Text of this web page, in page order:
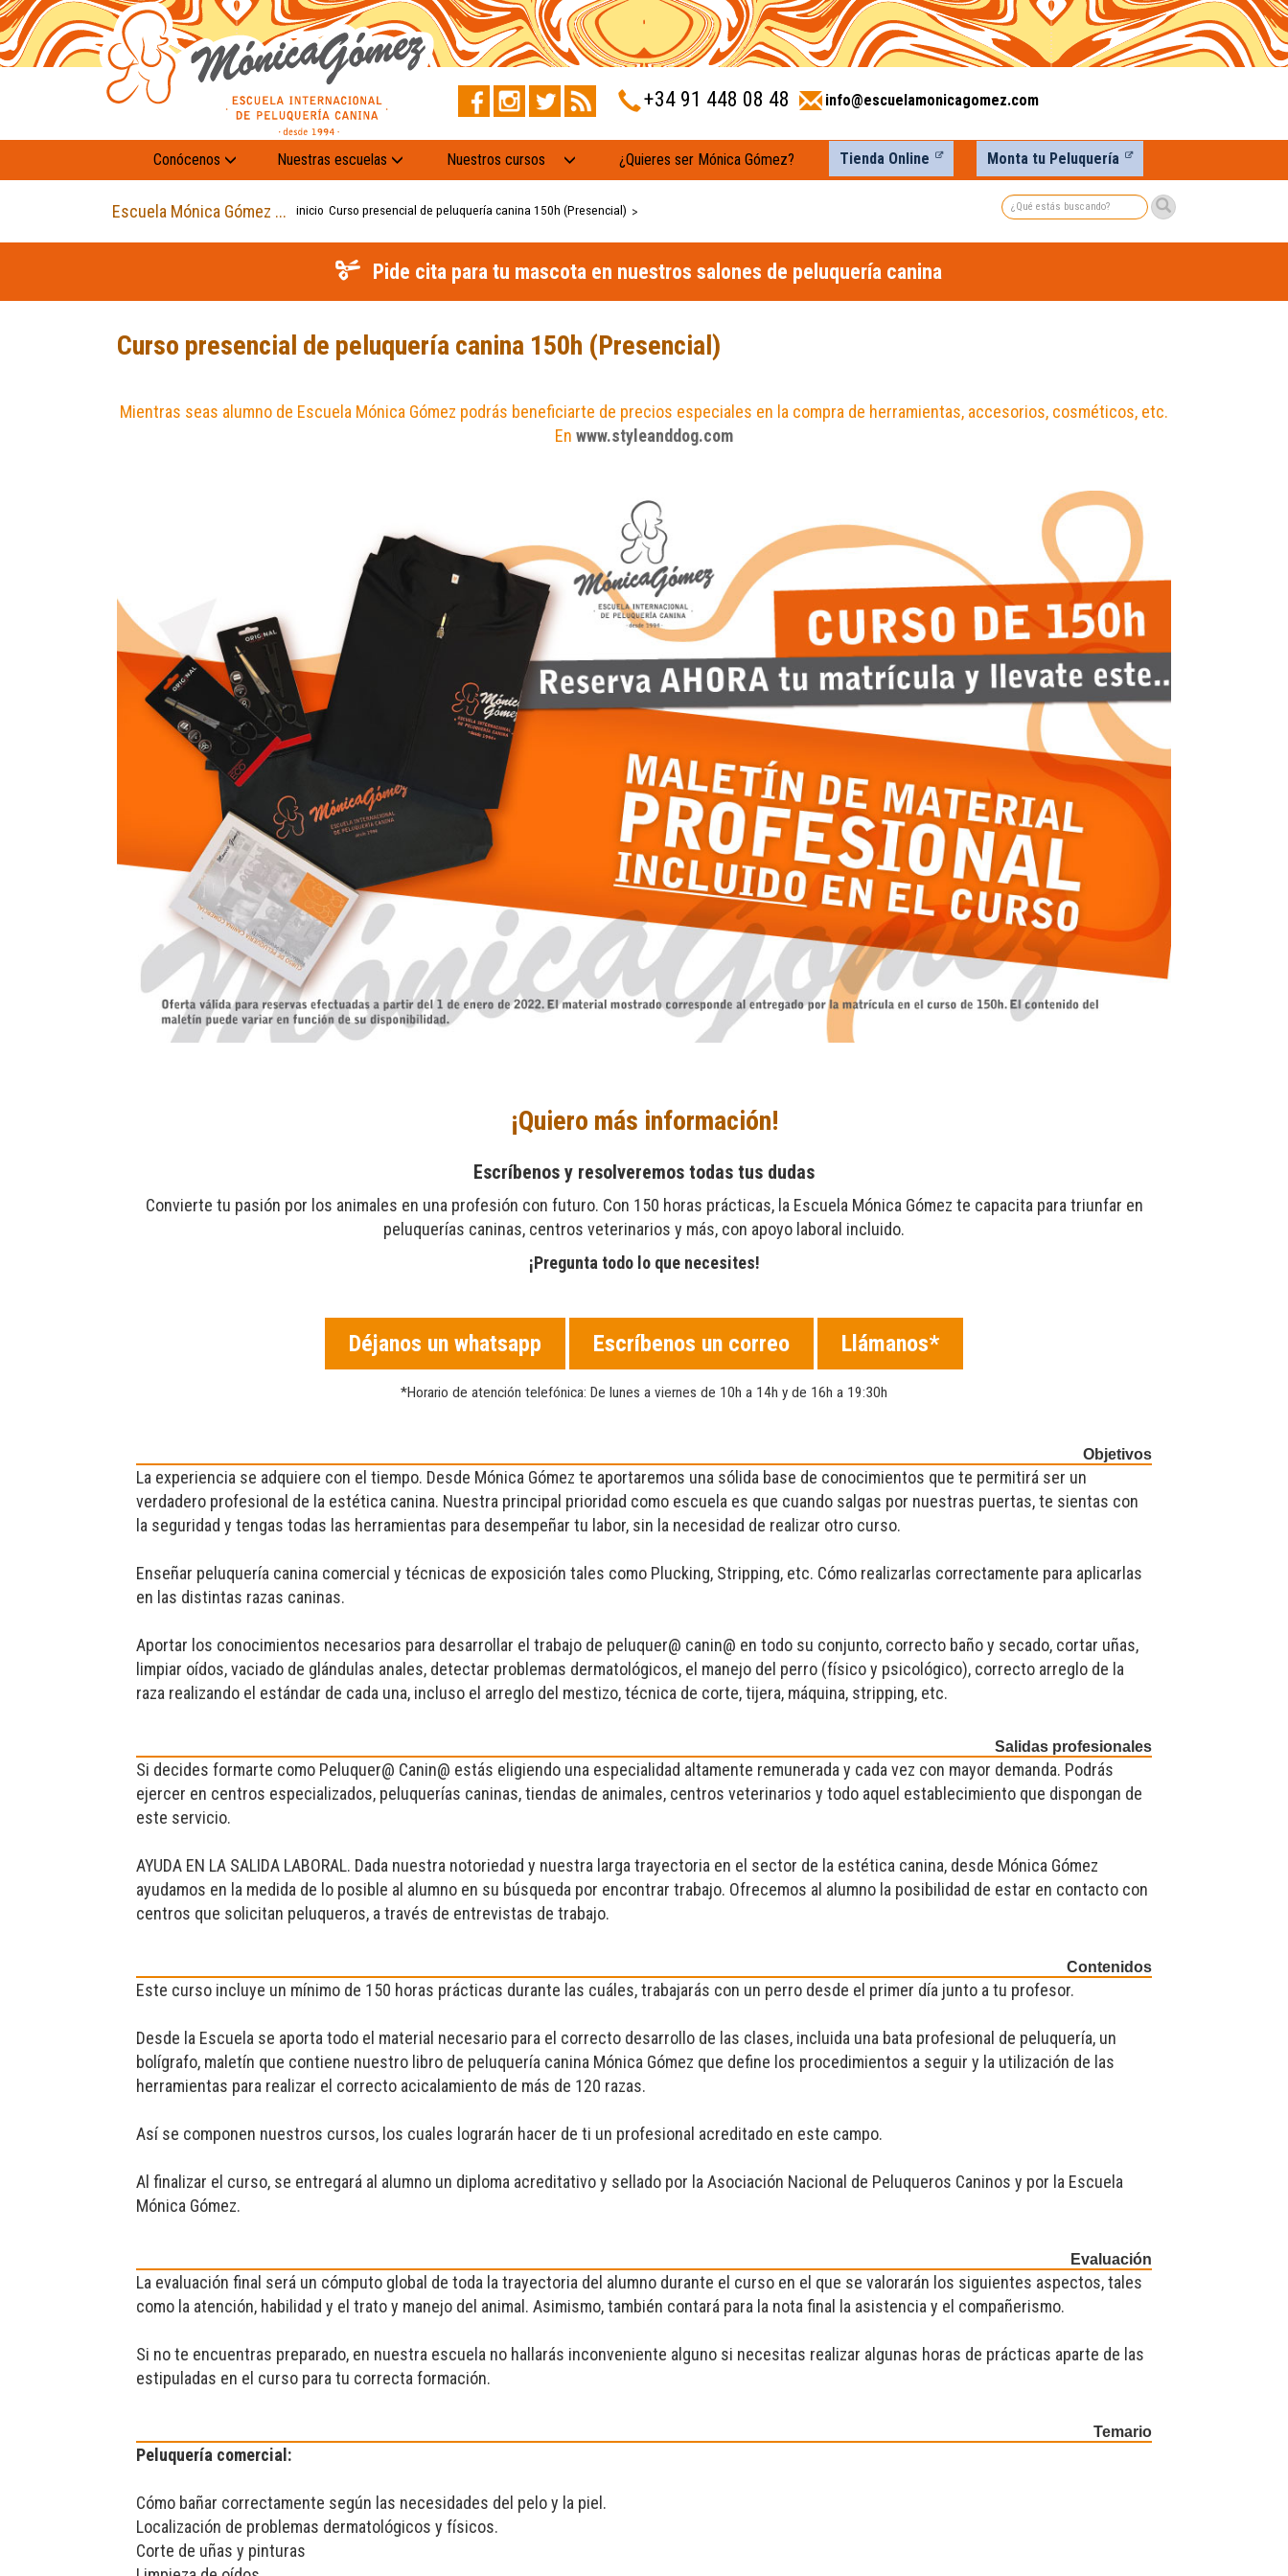
+34 91 448 08 48 info@escuelamonicagomez.com
Conócenos Nuestras escuelas Nuestros cursos ¿Quieres ser Mónica Gómez? Tienda Online Monta tu Peluquería
Escuela Mónica Gómez ... inicio >
Curso presencial de peluquería canina 150h (Presencial) Buscar
Pide cita para tu mascota en nuestros salones de peluquería canina
Curso presencial de peluquería canina 150h (Presencial)
Mientras seas alumno de Escuela Mónica Gómez podrás beneficiarte de precios especiales en la compra de herramientas, accesorios, cosméticos, etc.
En www.styleanddog.com
¡Quiero más información!
Escríbenos y resolveremos todas tus dudas
Convierte tu pasión por los animales en una profesión con futuro. Con 150 horas prácticas, la Escuela Mónica Gómez te capacita para triunfar en
peluquerías caninas, centros veterinarios y más, con apoyo laboral incluido.
¡Pregunta todo lo que necesites!
Déjanos un whatsapp Escríbenos un correo Llámanos*
*Horario de atención telefónica: De lunes a viernes de 10h a 14h y de 16h a 19:30h
Objetivos
La experiencia se adquiere con el tiempo. Desde Mónica Gómez te aportaremos una sólida base de conocimientos que te permitirá ser un
verdadero profesional de la estética canina. Nuestra principal prioridad como escuela es que cuando salgas por nuestras puertas, te sientas con
la seguridad y tengas todas las herramientas para desempeñar tu labor, sin la necesidad de realizar otro curso.
Enseñar peluquería canina comercial y técnicas de exposición tales como Plucking, Stripping, etc. Cómo realizarlas correctamente para aplicarlas
en las distintas razas caninas.
Aportar los conocimientos necesarios para desarrollar el trabajo de peluquer@ canin@ en todo su conjunto, correcto baño y secado, cortar uñas,
limpiar oídos, vaciado de glándulas anales, detectar problemas dermatológicos, el manejo del perro (físico y psicológico), correcto arreglo de la
raza realizando el estándar de cada una, incluso el arreglo del mestizo, técnica de corte, tijera, máquina, stripping, etc.
Salidas profesionales
Si decides formarte como Peluquer@ Canin@ estás eligiendo una especialidad altamente remunerada y cada vez con mayor demanda. Podrás
ejercer en centros especializados, peluquerías caninas, tiendas de animales, centros veterinarios y todo aquel establecimiento que dispongan de
este servicio.
AYUDA EN LA SALIDA LABORAL. Dada nuestra notoriedad y nuestra larga trayectoria en el sector de la estética canina, desde Mónica Gómez
ayudamos en la medida de lo posible al alumno en su búsqueda por encontrar trabajo. Ofrecemos al alumno la posibilidad de estar en contacto con
centros que solicitan peluqueros, a través de entrevistas de trabajo.
Contenidos
Este curso incluye un mínimo de 150 horas prácticas durante las cuáles, trabajarás con un perro desde el primer día junto a tu profesor.
Desde la Escuela se aporta todo el material necesario para el correcto desarrollo de las clases, incluida una bata profesional de peluquería, un
bolígrafo, maletín que contiene nuestro libro de peluquería canina Mónica Gómez que define los procedimientos a seguir y la utilización de las
herramientas para realizar el correcto acicalamiento de más de 120 razas.
Así se componen nuestros cursos, los cuales lograrán hacer de ti un profesional acreditado en este campo.
Al finalizar el curso, se entregará al alumno un diploma acreditativo y sellado por la Asociación Nacional de Peluqueros Caninos y por la Escuela
Mónica Gómez.
Evaluación
La evaluación final será un cómputo global de toda la trayectoria del alumno durante el curso en el que se valorarán los siguientes aspectos, tales
como la atención, habilidad y el trato y manejo del animal. Asimismo, también contará para la nota final la asistencia y el compañerismo.
Si no te encuentras preparado, en nuestra escuela no hallarás inconveniente alguno si necesitas realizar algunas horas de prácticas aparte de las
estipuladas en el curso para tu correcta formación.
Temario
Peluquería comercial:
Cómo bañar correctamente según las necesidades del pelo y la piel.
Localización de problemas dermatológicos y físicos.
Corte de uñas y pinturas